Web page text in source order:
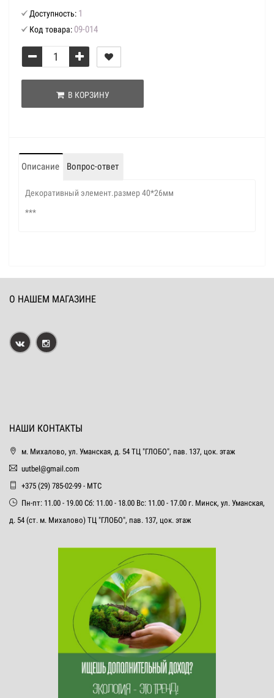
Доступность: 1
Код товара: 09-014
В КОРЗИНУ
Описание Вопрос-ответ
Декоративный элемент.размер 40*26мм
***
О НАШЕМ МАГАЗИНЕ
НАШИ КОНТАКТЫ
м. Михалово, ул. Уманская, д. 54 ТЦ "ГЛОБО", пав. 137, цок. этаж
uutbel@gmail.com
+375 (29) 785-02-99 - МТС
Пн-пт: 11.00 - 19.00 Сб: 11.00 - 18.00 Вс: 11.00 - 17.00 г. Минск, ул. Уманская,
д. 54 (ст. м. Михалово) ТЦ "ГЛОБО", пав. 137, цок. этаж